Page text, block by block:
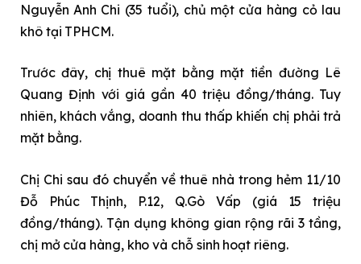
Nguyễn Anh Chi (35 tuổi), chủ một cửa hàng cỏ lau
khô tại TPHCM.
Trước đây, chị thuê mặt bằng mặt tiền đường Lê
Quang Định với giá gần 40 triệu đồng/tháng. Tuy
nhiên, khách vắng, doanh thu thấp khiến chị phải trả
mặt bằng.
Chị Chi sau đó chuyển về thuê nhà trong hẻm 11/10
Đỗ Phúc Thịnh, P.12, Q.Gò Vấp (giá 15 triệu
đồng/tháng). Tận dụng không gian rộng rãi 3 tầng,
chị mở cửa hàng, kho và chỗ sinh hoạt riêng.